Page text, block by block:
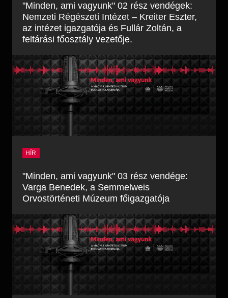
"Minden, ami vagyunk" 02 rész vendégek:
Nemzeti Régészeti Intézet – Kreiter Eszter,
az intézet igazgatója és Fullár Zoltán, a
feltárási főosztály vezetője.
"Minden, ami vagyunk" 03 rész vendége:
Varga Benedek, a Semmelweis
Orvostörténeti Múzeum főigazgatója
HÍR